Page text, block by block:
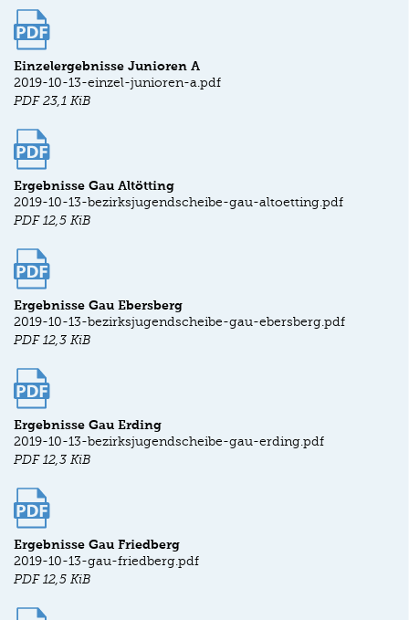
Einzelergebnisse Junioren A
2019-10-13-einzel-junioren-a.pdf
PDF 23,1 KiB
Ergebnisse Gau Altötting
2019-10-13-bezirksjugendscheibe-gau-altoetting.pdf
PDF 12,5 KiB
Ergebnisse Gau Ebersberg
2019-10-13-bezirksjugendscheibe-gau-ebersberg.pdf
PDF 12,3 KiB
Ergebnisse Gau Erding
2019-10-13-bezirksjugendscheibe-gau-erding.pdf
PDF 12,3 KiB
Ergebnisse Gau Friedberg
2019-10-13-gau-friedberg.pdf
PDF 12,5 KiB